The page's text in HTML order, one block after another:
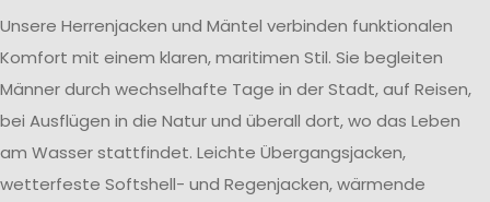
Unsere Herrenjacken und Mäntel verbinden funktionalen
Komfort mit einem klaren, maritimen Stil. Sie begleiten
Männer durch wechselhafte Tage in der Stadt, auf Reisen,
bei Ausflügen in die Natur und überall dort, wo das Leben
am Wasser stattfindet. Leichte Übergangsjacken,
wetterfeste Softshell- und Regenjacken, wärmende